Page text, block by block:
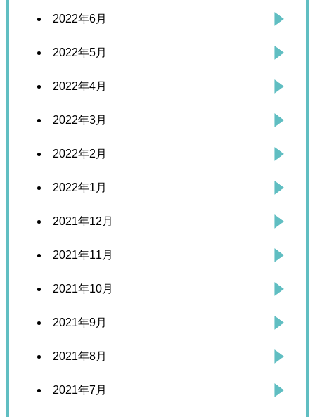
2022年6月
2022年5月
2022年4月
2022年3月
2022年2月
2022年1月
2021年12月
2021年11月
2021年10月
2021年9月
2021年8月
2021年7月